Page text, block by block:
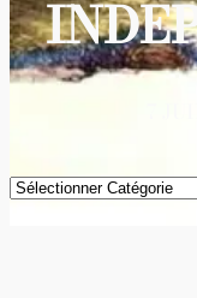
Catégories